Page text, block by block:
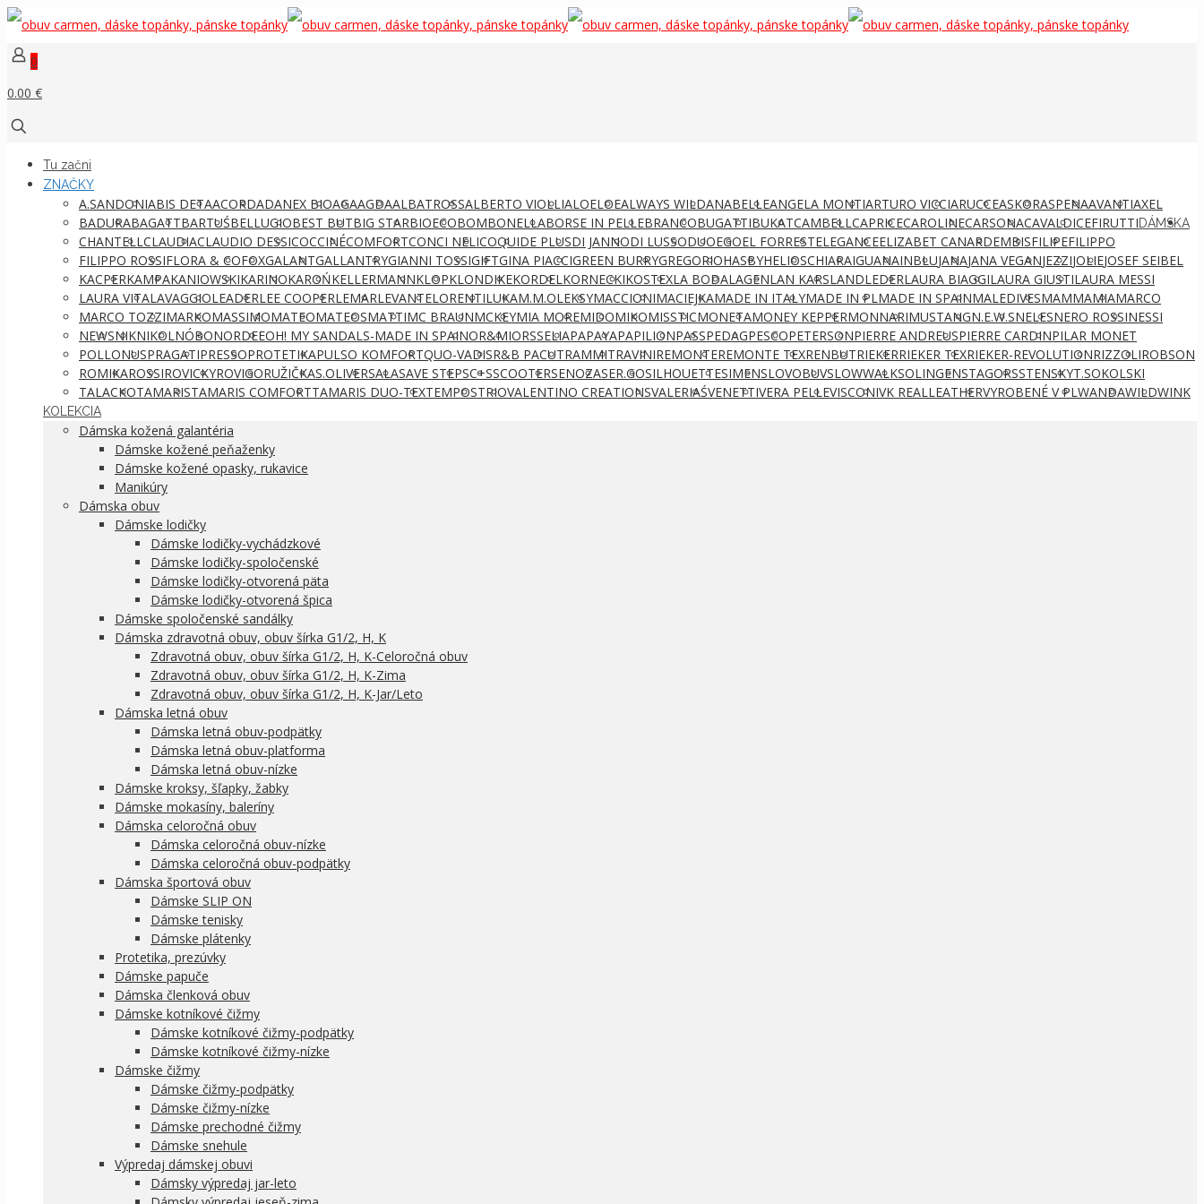
0
0.00 €
Tu začni
ZNAČKY
A.SANDONIABIS DETAACORDADANEX BIOAGAAGDAALBATROSSALBERTO VIOLLIALOELOEALWAYS WILDANABELLEANGELA MONTIARTURO VICCIARUCCEASKORASPENAAVANTIAXEL
BADURABAGATTBARTUŚBELLUGIOBEST BUTBIG STARBIOECOBOMBONELLABORSE IN PELLEBRANCOBUGATTIBUKATCAMBELLCAPRICECAROLINECARSONACAVALDICEFIRUTTI
CHANTELLCLAUDIACLAUDIO DESSICOCCINÉCOMFORTCONCI NELICOQUIDE PLUSDI JANNODI LUSSODUOEGOEL FORRESTELEGANCEELIZABET CANARDEMBISFILIPEFILIPPO
FILIPPO ROSSIFLORA & COFOXGALANTGALLANTRYGIANNI TOSSIGIFTGINA PIACCIGREEN BURRYGREGORIOHASBYHELIOSCHIARAIGUANAINBLUJANAJANA VEGANJEZZIJOLIEJOSEF SEIBEL
KACPERKAMPAKANIOWSKIKARINOKAROŃKELLERMANNKLOPKLONDIKEKORDELKORNECKIKOSTEXLA BODALAGENLAN KARSLANDLEDERLAURA BIAGGILAURA GIUSTILAURA MESSI
LAURA VITALAVAGGIOLEADERLEE COOPERLEMARLEVANTELORENTILUKAM.M.OLEKSYMACCIONIMACIEJKAMADE IN ITALYMADE IN PLMADE IN SPAINMALEDIVESMAMMAMIAMARCO
MARCO TOZZIMARKOMASSIMOMATEOMATEOSMATTIMC BRAUNMCKEYMIA MOREMIDOMIKOMISSTICMONETAMONEY KEPPERMONNARIMUSTANGN.E.W.SNELESNERO ROSSINESSI
NEWSNIKNIKOLNÓBONORDEEOH! MY SANDALS-MADE IN SPAINOR&MIORSSELIAPAPAYAPAPILIONPASSPEDAGPESCOPETERSONPIERRE ANDREUSPIERRE CARDINPILAR MONET
POLLONUSPRAGATIPRESSOPROTETIKAPULSO KOMFORTQUO-VADISR&B PACUTRAMMITRAVINIREMONTEREMONTE TEXRENBUTRIEKERRIEKER TEXRIEKER-REVOLUTIONRIZZOLIROBSON
ROMIKAROSSIROVICKYROVIGORUŽIČKAS.OLIVERSALASAVE STEPSC+SSCOOTERSENOZASER.GOSILHOUETTESIMENSLOVOBUVSLOWWALKSOLINGENSTAGORSSTENSKYT.SOKOLSKI
TALACKOTAMARISTAMARIS COMFORTTAMARIS DUO-TEXTEMPOSTRIOVALENTINO CREATIONSVALERIAŚVENETTIVERA PELLEVISCONIVK REALLEATHERVYROBENÉ V PLWANDAWILDWINK
DÁMSKA
KOLEKCIA
Dámska kožená galantéria
Dámske kožené peňaženky
Dámske kožené opasky, rukavice
Manikúry
Dámska obuv
Dámske lodičky
Dámske lodičky-vychádzkové
Dámske lodičky-spoločenské
Dámske lodičky-otvorená päta
Dámske lodičky-otvorená špica
Dámske spoločenské sandálky
Dámska zdravotná obuv, obuv šírka G1/2, H, K
Zdravotná obuv, obuv šírka G1/2, H, K-Celoročná obuv
Zdravotná obuv, obuv šírka G1/2, H, K-Zima
Zdravotná obuv, obuv šírka G1/2, H, K-Jar/Leto
Dámska letná obuv
Dámska letná obuv-podpätky
Dámska letná obuv-platforma
Dámska letná obuv-nízke
Dámske kroksy, šľapky, žabky
Dámske mokasíny, baleríny
Dámska celoročná obuv
Dámska celoročná obuv-nízke
Dámska celoročná obuv-podpätky
Dámska športová obuv
Dámske SLIP ON
Dámske tenisky
Dámske plátenky
Protetika, prezúvky
Dámske papuče
Dámska členková obuv
Dámske kotníkové čižmy
Dámske kotníkové čižmy-podpätky
Dámske kotníkové čižmy-nízke
Dámske čižmy
Dámske čižmy-podpätky
Dámske čižmy-nízke
Dámske prechodné čižmy
Dámske snehule
Výpredaj dámskej obuvi
Dámsky výpredaj jar-leto